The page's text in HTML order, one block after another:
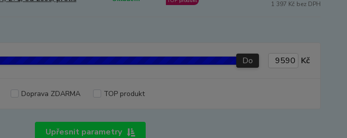
1 397 Kč bez DPH
Upřesnit parametry
Do Kč
Doprava ZDARMA TOP produkt